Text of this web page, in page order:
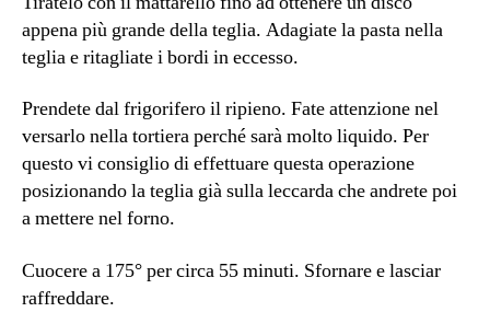
appena più grande della teglia. Adagiate la pasta nella
teglia e ritagliate i bordi in eccesso.
Prendete dal frigorifero il ripieno. Fate attenzione nel
versarlo nella tortiera perché sarà molto liquido. Per
questo vi consiglio di effettuare questa operazione
posizionando la teglia già sulla leccarda che andrete poi
a mettere nel forno.
Cuocere a 175° per circa 55 minuti. Sfornare e lasciar
raffreddare.